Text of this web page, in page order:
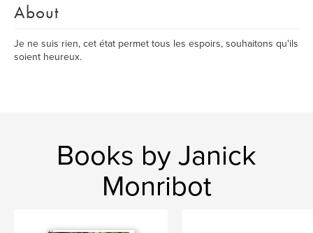
About
Je ne suis rien, cet état permet tous les espoirs, souhaitons qu'ils
soient heureux.
Books by Janick
Monribot